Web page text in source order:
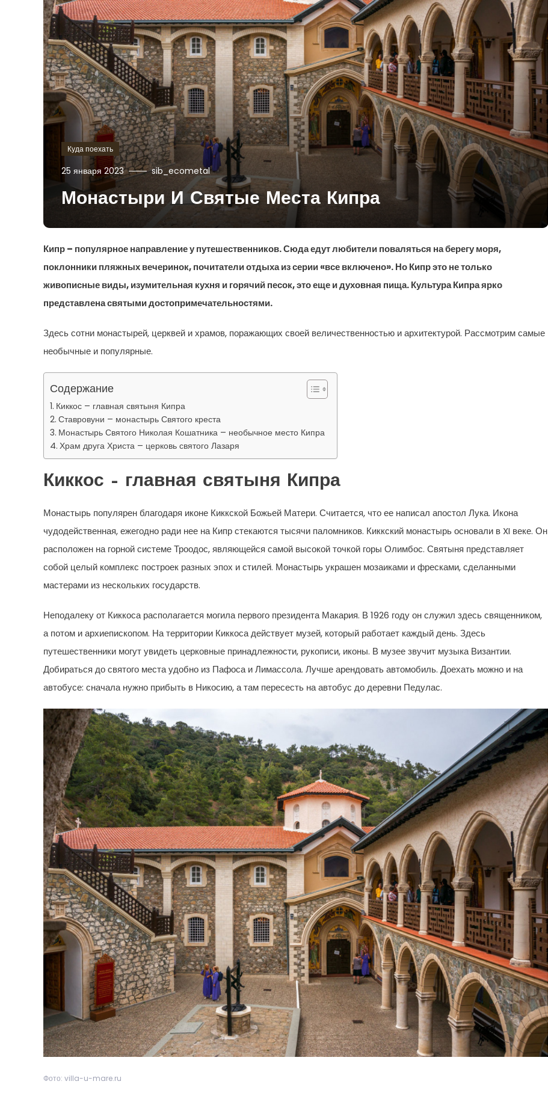
Куда поехать
25 января 2023 sib_ecometal
Монастыри И Святые Места Кипра
Кипр – популярное направление у путешественников. Сюда едут любители поваляться на берегу моря,
поклонники пляжных вечеринок, почитатели отдыха из серии «все включено». Но Кипр это не только
живописные виды, изумительная кухня и горячий песок, это еще и духовная пища. Культура Кипра ярко
представлена святыми достопримечательностями.
Здесь сотни монастырей, церквей и храмов, поражающих своей величественностью и архитектурой. Рассмотрим самые
необычные и популярные.
Содержание
Киккос – главная святыня Кипра
Ставровуни – монастырь Святого креста
Монастырь Святого Николая Кошатника – необычное место Кипра
Храм друга Христа – церковь святого Лазаря
Киккос – главная святыня Кипра
Монастырь популярен благодаря иконе Киккской Божьей Матери. Считается, что ее написал апостол Лука. Икона
чудодейственная, ежегодно ради нее на Кипр стекаются тысячи паломников. Киккский монастырь основали в XI веке. Он
расположен на горной системе Троодос, являющейся самой высокой точкой горы Олимбос. Святыня представляет
собой целый комплекс построек разных эпох и стилей. Монастырь украшен мозаиками и фресками, сделанными
мастерами из нескольких государств.
Неподалеку от Киккоса располагается могила первого президента Макария. В 1926 году он служил здесь священником,
а потом и архиепископом. На территории Киккоса действует музей, который работает каждый день. Здесь
путешественники могут увидеть церковные принадлежности, рукописи, иконы. В музее звучит музыка Византии.
Добираться до святого места удобно из Пафоса и Лимассола. Лучше арендовать автомобиль. Доехать можно и на
автобусе: сначала нужно прибыть в Никосию, а там пересесть на автобус до деревни Педулас.
Фото: villa-u-mare.ru